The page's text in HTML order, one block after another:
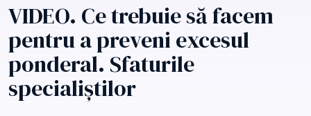
VIDEO. Ce trebuie să facem
pentru a preveni excesul
ponderal. Sfaturile
specialiștilor